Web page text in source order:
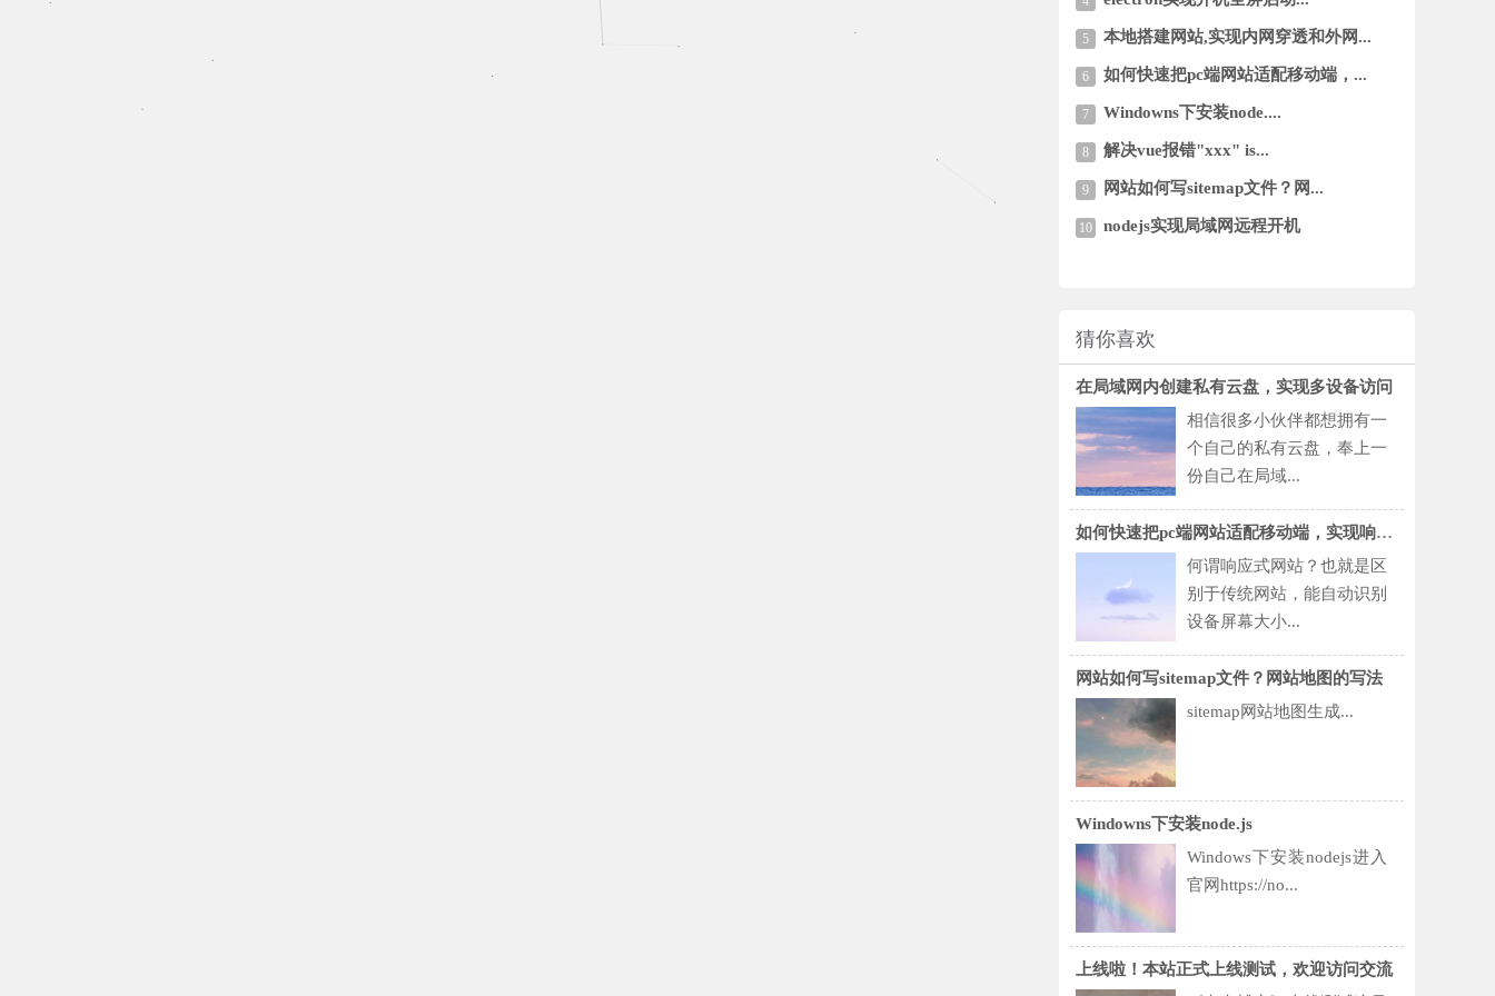
5 本地搭建网站,实现内网穿透和外网...
6 如何快速把pc端网站适配移动端，...
7 Windowns下安装node....
8 解决vue报错"xxx" is...
9 网站如何写sitemap文件？网...
10 nodejs实现局域网远程开机
猜你喜欢
在局域网内创建私有云盘，实现多设备访问
相信很多小伙伴都想拥有一
个自己的私有云盘，奉上一
份自己在局域...
如何快速把pc端网站适配移动端，实现响应式
何谓响应式网站？也就是区
别于传统网站，能自动识别
设备屏幕大小...
网站如何写sitemap文件？网站地图的写法
sitemap网站地图生成...
Windowns下安装node.js
Windows下安装nodejs进入
官网https://no...
上线啦！本站正式上线测试，欢迎访问交流